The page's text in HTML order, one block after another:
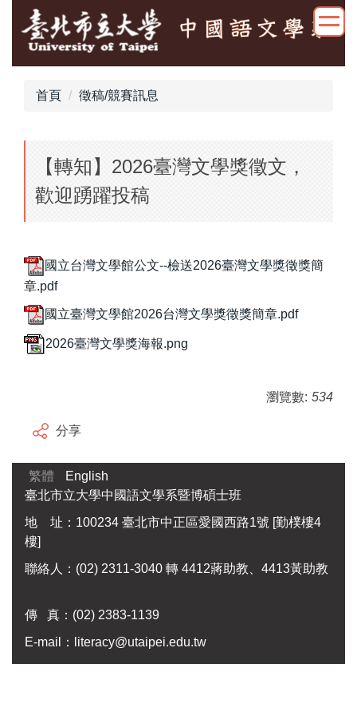
要
首頁 徵稿/競賽訊息
【轉知】2026臺灣文學獎徵文，
歡迎踴躍投稿
國立台灣文學館公文--檢送2026臺灣文學獎徵獎簡
章.pdf
國立臺灣文學館2026台灣文學獎徵獎簡章.pdf
2026臺灣文學獎海報.png
瀏覽數: 534
分享
繁體
English
臺北市立大學中國語文學系暨博碩士班
地 址：100234 臺北市中正區愛國西路1號 [勤樸樓4
樓]
聯絡人：(02) 2311-3040 轉 4412蔣助教、4413黃助教
傳 真： (02) 2383-1139
E-mail：
literacy@utaipei.edu.tw